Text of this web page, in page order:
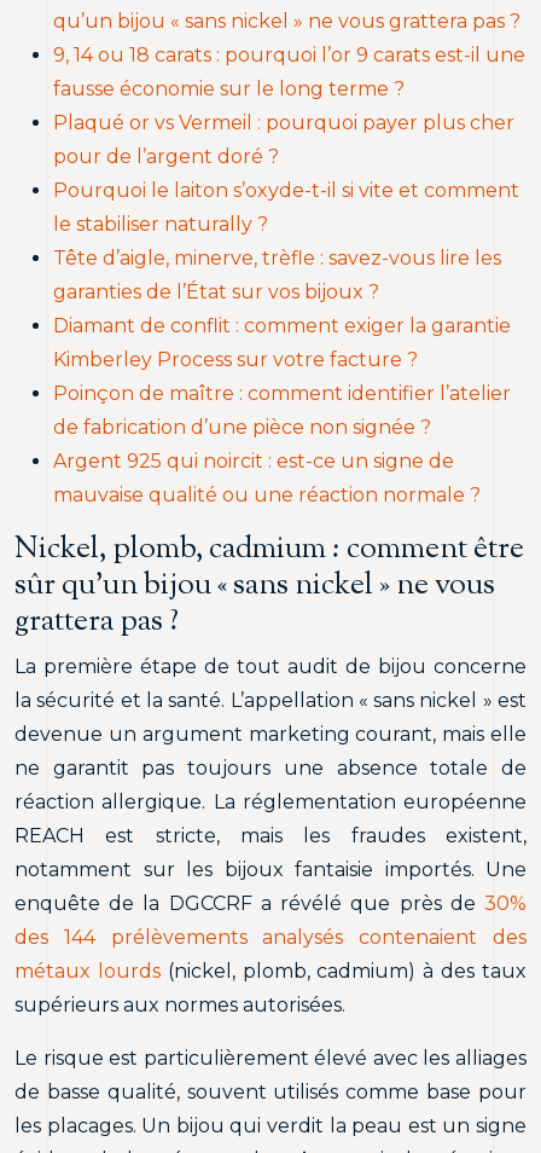
qu’un bijou « sans nickel » ne vous grattera pas ?
9, 14 ou 18 carats : pourquoi l’or 9 carats est-il une
fausse économie sur le long terme ?
Plaqué or vs Vermeil : pourquoi payer plus cher
pour de l’argent doré ?
Pourquoi le laiton s’oxyde-t-il si vite et comment
le stabiliser naturally ?
Tête d’aigle, minerve, trèfle : savez-vous lire les
garanties de l’État sur vos bijoux ?
Diamant de conflit : comment exiger la garantie
Kimberley Process sur votre facture ?
Poinçon de maître : comment identifier l’atelier
de fabrication d’une pièce non signée ?
Argent 925 qui noircit : est-ce un signe de
mauvaise qualité ou une réaction normale ?
Nickel, plomb, cadmium : comment être
sûr qu’un bijou « sans nickel » ne vous
grattera pas ?
La première étape de tout audit de bijou concerne
la sécurité et la santé. L’appellation « sans nickel » est
devenue un argument marketing courant, mais elle
ne garantit pas toujours une absence totale de
réaction allergique. La réglementation européenne
REACH est stricte, mais les fraudes existent,
notamment sur les bijoux fantaisie importés. Une
enquête de la DGCCRF a révélé que près de 30%
des 144 prélèvements analysés contenaient des
métaux lourds(nickel, plomb, cadmium) à des taux
supérieurs aux normes autorisées.
Le risque est particulièrement élevé avec les alliages
de basse qualité, souvent utilisés comme base pour
les placages. Un bijou qui verdit la peau est un signe